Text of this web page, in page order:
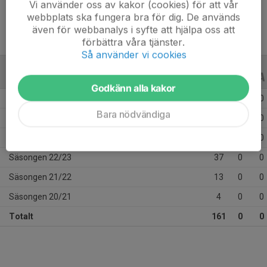
ALLA SERIER ALLA ÅR
Säsongen 25/26 0 0
0
0
Säsongen 22/23 37 0 0
Säsongen 21/22 13 0 0
Säsongen 20/21 4 0 0
Totalt 161 0 0
Vi använder oss av kakor (cookies) för att vår
webbplats ska fungera bra för dig. De används
även för webbanalys i syfte att hjälpa oss att
förbättra våra tjänster.
Så använder vi cookies
Godkänn alla kakor
Bara nödvändiga